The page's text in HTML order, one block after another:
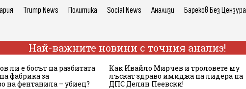
Trump News Политика Social News Анализи Бареков Без Цензура
Най-важните новини с точния анализ!
ли е босът на разбитата
фабрика за
на фентанила – убиец?
Как Ивайло Мирчев и троловете му
лъскат здраво имиджа на лидера на
ДПС Делян Пеевски!